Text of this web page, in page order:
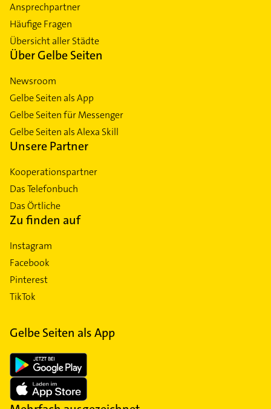
Ansprechpartner
Häufige Fragen
Übersicht aller Städte
Über Gelbe Seiten
Newsroom
Gelbe Seiten als App
Gelbe Seiten für Messenger
Gelbe Seiten als Alexa Skill
Unsere Partner
Kooperationspartner
Das Telefonbuch
Das Örtliche
Zu finden auf
Instagram
Facebook
Pinterest
TikTok
Gelbe Seiten als App